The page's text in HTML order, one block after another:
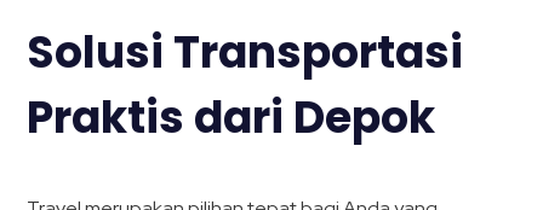
Solusi Transportasi
Praktis dari Depok